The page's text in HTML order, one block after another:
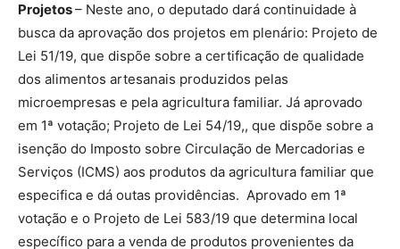
Projetos– Neste ano, o deputado dará continuidade à
busca da aprovação dos projetos em plenário: Projeto de
Lei 51/19, que dispõe sobre a certificação de qualidade
dos alimentos artesanais produzidos pelas
microempresas e pela agricultura familiar. Já aprovado
em 1ª votação; Projeto de Lei 54/19,, que dispõe sobre a
isenção do Imposto sobre Circulação de Mercadorias e
Serviços (ICMS) aos produtos da agricultura familiar que
especifica e dá outas providências. Aprovado em 1ª
votação e o Projeto de Lei 583/19 que determina local
específico para a venda de produtos provenientes da